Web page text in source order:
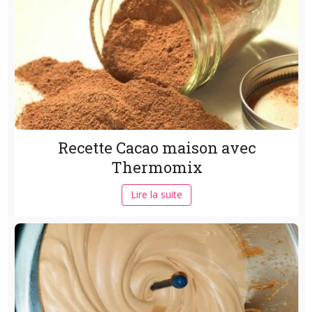
Recette Cacao maison avec
Thermomix
Lire la suite